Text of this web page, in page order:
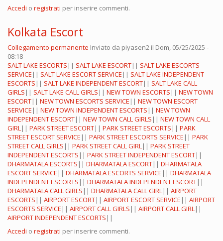
Accedi o registrati per inserire commenti.
Kolkata Escort
Collegamento permanente Inviato da piyasen2 il Dom, 05/25/2025 -
08:18
SALT LAKE ESCORTS || SALT LAKE ESCORT|| SALT LAKE ESCORTS
SERVICE || SALT LAKE ESCORT SERVICE || SALT LAKE INDEPENDENT
ESCORTS || SALT LAKE INDEPENDENT ESCORT|| SALT LAKE CALL
GIRLS || SALT LAKE CALL GIRLS || NEW TOWN ESCORTS || NEW TOWN
ESCORT|| NEW TOWN ESCORTS SERVICE || NEW TOWN ESCORT
SERVICE || NEW TOWN INDEPENDENT ESCORTS || NEW TOWN
INDEPENDENT ESCORT|| NEW TOWN CALL GIRLS || NEW TOWN CALL
GIRL|| PARK STREET ESCORT|| PARK STREET ESCORTS || PARK
STREET ESCORT SERVICE || PARK STREET ESCORTS SERVICE || PARK
STREET CALL GIRLS || PARK STREET CALL GIRL|| PARK STREET
INDEPENDENT ESCORTS || PARK STREET INDEPENDENT ESCORT||
DHARMATALA ESCORTS || DHARMATALA ESCORT|| DHARMATALA
ESCORT SERVICE || DHARMATALA ESCORTS SERVICE || DHARMATALA
INDEPENDENT ESCORTS || DHARMATALA INDEPENDENT ESCORT||
DHARMATALA CALL GIRLS || DHARMATALA CALL GIRL|| AIRPORT
ESCORTS || AIRPORT ESCORT|| AIRPORT ESCORT SERVICE || AIRPORT
ESCORTS SERVICE || AIRPORT CALL GIRLS || AIRPORT CALL GIRL||
AIRPORT INDEPENDENT ESCORTS ||
Accedi o registrati per inserire commenti.